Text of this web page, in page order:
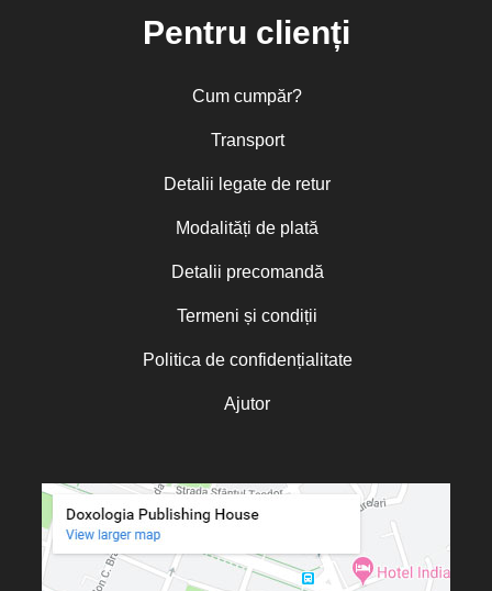
Pentru clienți
Cum cumpăr?
Transport
Detalii legate de retur
Modalități de plată
Detalii precomandă
Termeni și condiții
Politica de confidențialitate
Ajutor